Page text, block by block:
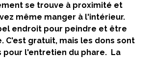
se trouve à proximité et
même manger à l'intérieur.
endroit pour peindre et être
C'est gratuit, mais les dons sont
pour l'entretien du phare. La